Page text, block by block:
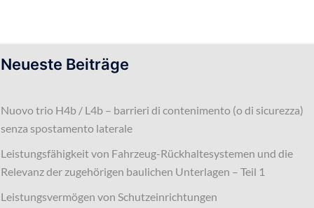
Neueste Beiträge
Nuovo trio H4b / L4b – barrieri di contenimento (o di sicurezza)
senza spostamento laterale
Leistungsfähigkeit von Fahrzeug-Rückhaltesystemen und die
Relevanz der zugehörigen baulichen Unterlagen – Teil 1
Leistungsvermögen von Schutzeinrichtungen